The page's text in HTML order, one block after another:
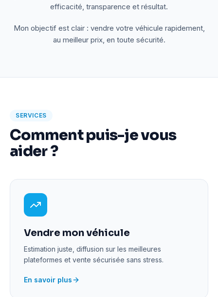
efficacité, transparence et résultat.
Mon objectif est clair : vendre votre véhicule rapidement,
au meilleur prix, en toute sécurité.
SERVICES
Comment puis-je vous
aider ?
Vendre mon véhicule
Estimation juste, diffusion sur les meilleures
plateformes et vente sécurisée sans stress.
En savoir plus